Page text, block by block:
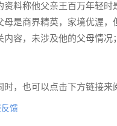
资料称他父亲王百万年轻
母是商界精英，家境优渥
内容，未涉及他的父母情
时，也可以点击下方链接来
馈